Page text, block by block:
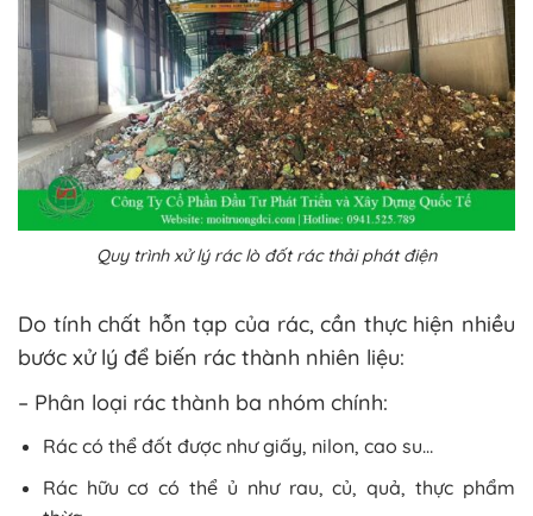
Quy trình xử lý rác lò đốt rác thải phát điện
Do tính chất hỗn tạp của rác, cần thực hiện nhiều
bước xử lý để biến rác thành nhiên liệu:
– Phân loại rác thành ba nhóm chính:
Rác có thể đốt được như giấy, nilon, cao su…
Rác hữu cơ có thể ủ như rau, củ, quả, thực phẩm